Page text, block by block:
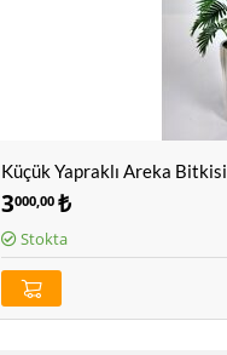
Küçük Yapraklı Areka Bitkisi
3000,00 ₺
Stokta